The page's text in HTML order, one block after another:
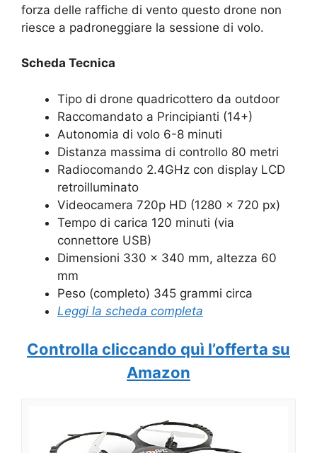
forza delle raffiche di vento questo drone non
riesce a padroneggiare la sessione di volo.
Scheda Tecnica
Tipo di drone quadricottero da outdoor
Raccomandato a Principianti (14+)
Autonomia di volo 6-8 minuti
Distanza massima di controllo 80 metri
Radiocomando 2.4GHz con display LCD
retroilluminato
Videocamera 720p HD (1280 x 720 px)
Tempo di carica 120 minuti (via
connettore USB)
Dimensioni 330 x 340 mm, altezza 60
mm
Peso (completo) 345 grammi circa
Leggi la scheda completa
Controlla cliccando quì l’offerta su
Amazon